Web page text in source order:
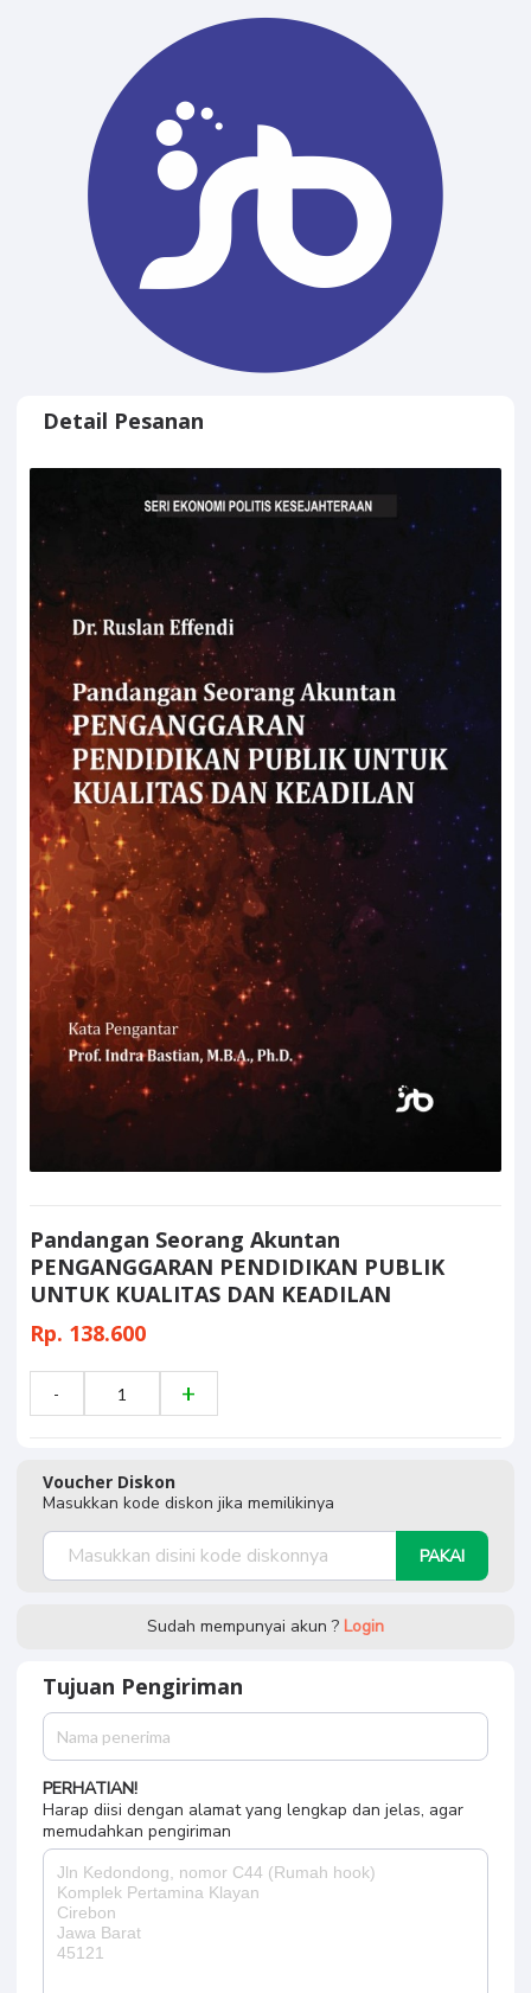
Detail Pesanan
Pandangan Seorang Akuntan
PENGANGGARAN PENDIDIKAN PUBLIK
UNTUK KUALITAS DAN KEADILAN
Rp. 138.600
Voucher Diskon
Masukkan kode diskon jika memilikinya
PAKAI
Sudah mempunyai akun ? Login
Tujuan Pengiriman
PERHATIAN!
Harap diisi dengan alamat yang lengkap dan jelas, agar
memudahkan pengiriman